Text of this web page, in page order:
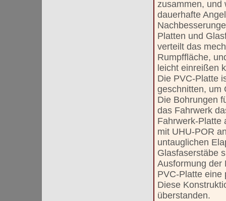
zusammen, und
dauerhafte
Platten und
verteilt das
Rumpffläche,
leicht einreißen
Die PVC-Platte
geschnitten, um
Die Bohrungen
das Fahrwerk
Fahrwerk-Platte
mit UHU-POR
untauglichen
Glasfaserstäbe
Ausformung der
PVC-Platte eine
Diese
überstanden.